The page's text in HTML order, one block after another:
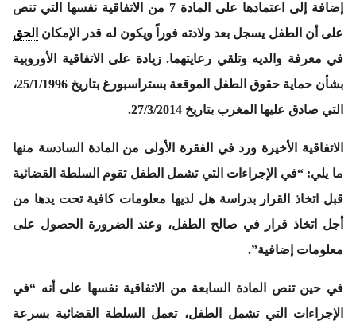
إضافة إلى اعتمادها على المادة 7 من الاتفاقية نفسها التي تنص
على أن الطفل يسجل بعد ولادته فوراً ويكون له قدر الإمكان الحق
في معرفة والديه وتلقي رعايتهما. زيادة على الاتفاقية الأوروبية
بشأن حماية حقوق الطفل الموقعة بستراسبورغ بتاريخ 25/1/1996،
التي صادق عليها المغرب بتاريخ 27/3/2014.
الاتفاقية الأخيرة ورد في الفقرة الأولى من المادة السادسة منها
ما يلي: “في الإجراءات التي تشمل الطفل تقوم السلطة القضائية
قبل اتخاذ القرار بدراسة هل لديها معلومات كافية تحت يدها من
أجل اتخاذ قرار في صالح الطفل، وعند الضرورة الحصول على
معلومات إضافية”.
في حين تنص المادة السابعة من الاتفاقية نفسها على أنه “في
الإجراءات التي تشمل الطفل، تعمل السلطة القضائية بسرعة